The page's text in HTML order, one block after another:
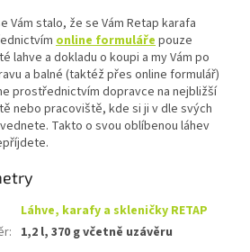
Vám stalo, že se Vám Retap karafa
online formulářepouze
lahve a dokladu o koupi a my Vám po
a balné (taktéž přes online formulář)
prostřednictvím dopravce na nejbližší
nebo pracoviště, kde si ji v dle svých
Takto o svou oblíbenou láhev
Láhve, karafy a skleničky RETAP
: 1,2 l, 370 g včetně uzávěru